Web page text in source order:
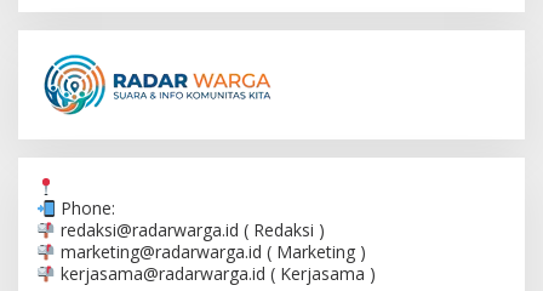
Phone:
redaksi@radarwarga.id ( Redaksi )
marketing@radarwarga.id ( Marketing )
kerjasama@radarwarga.id ( Kerjasama )